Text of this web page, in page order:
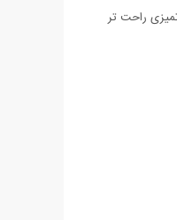
راحت تر